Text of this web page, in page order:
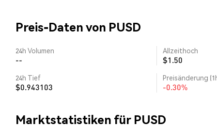
Preis-Daten von PUSD
24h Volumen
--
Allzeithoch
$1.50
24h Tief
$0.943103
Preisänderung
-0.30%
Marktstatistiken für PUSD